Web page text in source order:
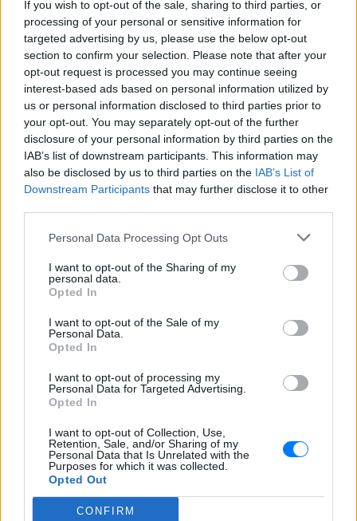
If you wish to opt-out of the sale, sharing to third parties, or
processing of your personal or sensitive information for
targeted advertising by us, please use the below opt-out
section to confirm your selection. Please note that after your
opt-out request is processed you may continue seeing
interest-based ads based on personal information utilized by
us or personal information disclosed to third parties prior to
your opt-out. You may separately opt-out of the further
disclosure of your personal information by third parties on the
IAB’s list of downstream participants. This information may
also be disclosed by us to third parties on the IAB’s List of
Downstream Participants that may further disclose it to other
Personal Data Processing Opt Outs
I want to opt-out of the Sharing of my
personal data.
Opted In
I want to opt-out of the Sale of my
Personal Data.
Opted In
I want to opt-out of processing my
Personal Data for Targeted Advertising.
Opted In
I want to opt-out of Collection, Use,
Retention, Sale, and/or Sharing of my
Personal Data that Is Unrelated with the
Purposes for which it was collected.
Opted Out
CONFIRM
δολάρια στη FIFA
ΑΘΛΗΤΙΣΜΌΣ ΠΡΙΝ 7 ΕΒΔΟΜΆΔΕΣ
ΔΙΑΦΗΜΙΣΗ
Ακολουθήστε το E-Radio.gr στο
και μάθετε πρώτοι τα πιο hot νέα.
Εσύ μπήκες στο E-Daily.gr; Τα νέα της ημέρας
και ότι σου κάνει κλικ!